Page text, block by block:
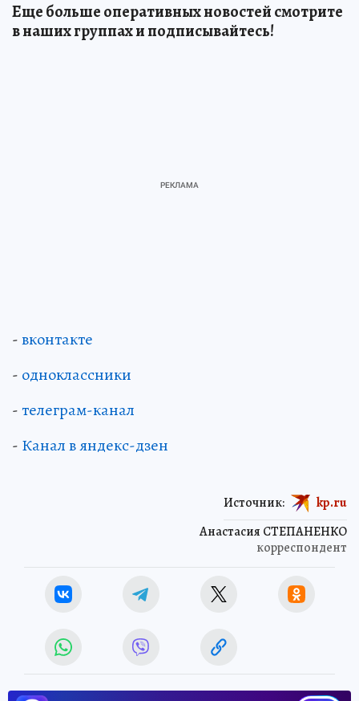
Еще больше оперативных новостей смотрите
в наших группах и подписывайтесь!
-вконтакте
- одноклассники
-телеграм-канал
- Канал в яндекс-дзен
Анастасия СТЕПАНЕНКО
корреспондент
Источник: kp.ru